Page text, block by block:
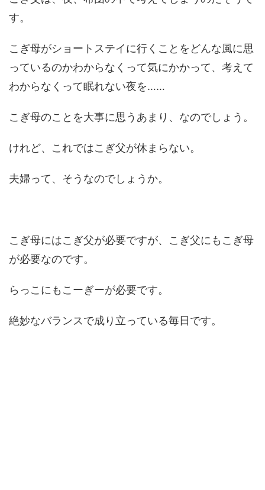
す。
こぎ母がショートステイに行くことをどんな風に思
っているのかわからなくって気にかかって、考えて
わからなくって眠れない夜を……
こぎ母のことを大事に思うあまり、なのでしょう。
けれど、これではこぎ父が休まらない。
夫婦って、そうなのでしょうか。
こぎ母にはこぎ父が必要ですが、こぎ父にもこぎ母
が必要なのです。
らっこにもこーぎーが必要です。
絶妙なバランスで成り立っている毎日です。